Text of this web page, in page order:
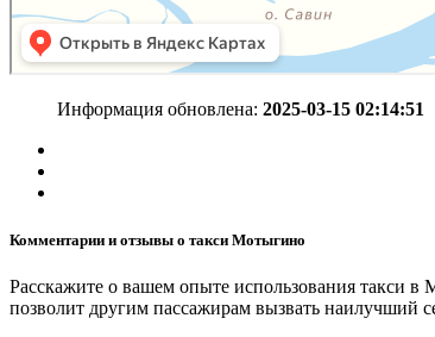
Информация обновлена: 2025-03-15 02:14:51
Комментарии и отзывы о такси Мотыгино
Расскажите о вашем опыте использования такси
позволит другим пассажирам вызвать наилучший